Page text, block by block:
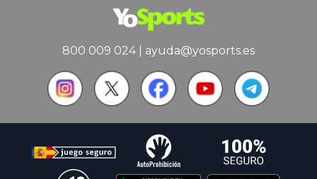
800 009 024| ayuda@yosports.es